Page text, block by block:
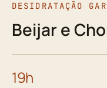
DESIDRATAÇÃO
Beijar e
19h